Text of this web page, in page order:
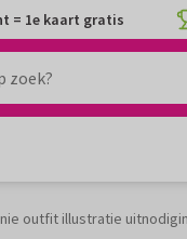
= 1e kaart gratis
outfit illustratie